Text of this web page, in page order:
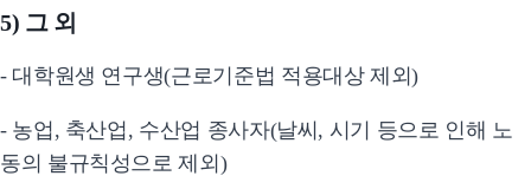
5) 그 외
- 대학원생 연구생(근로기준법 적용대상 제외)
- 농업, 축산업, 수산업 종사자(날씨, 시기 등으로 인해 노
동의 불규칙성으로 제외)